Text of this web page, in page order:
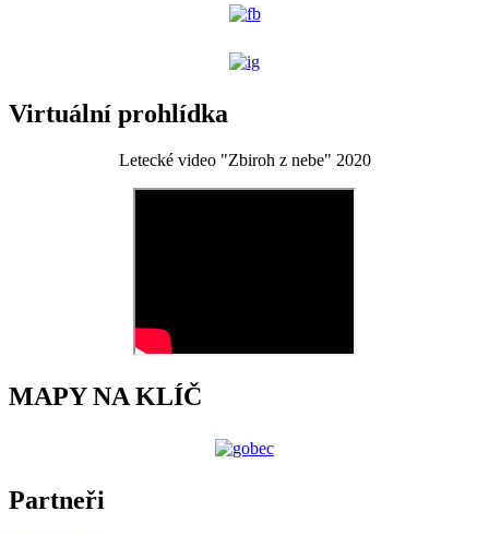
Virtuální prohlídka
Letecké video "Zbiroh z nebe" 2020
MAPY NA KLÍČ
Partneři